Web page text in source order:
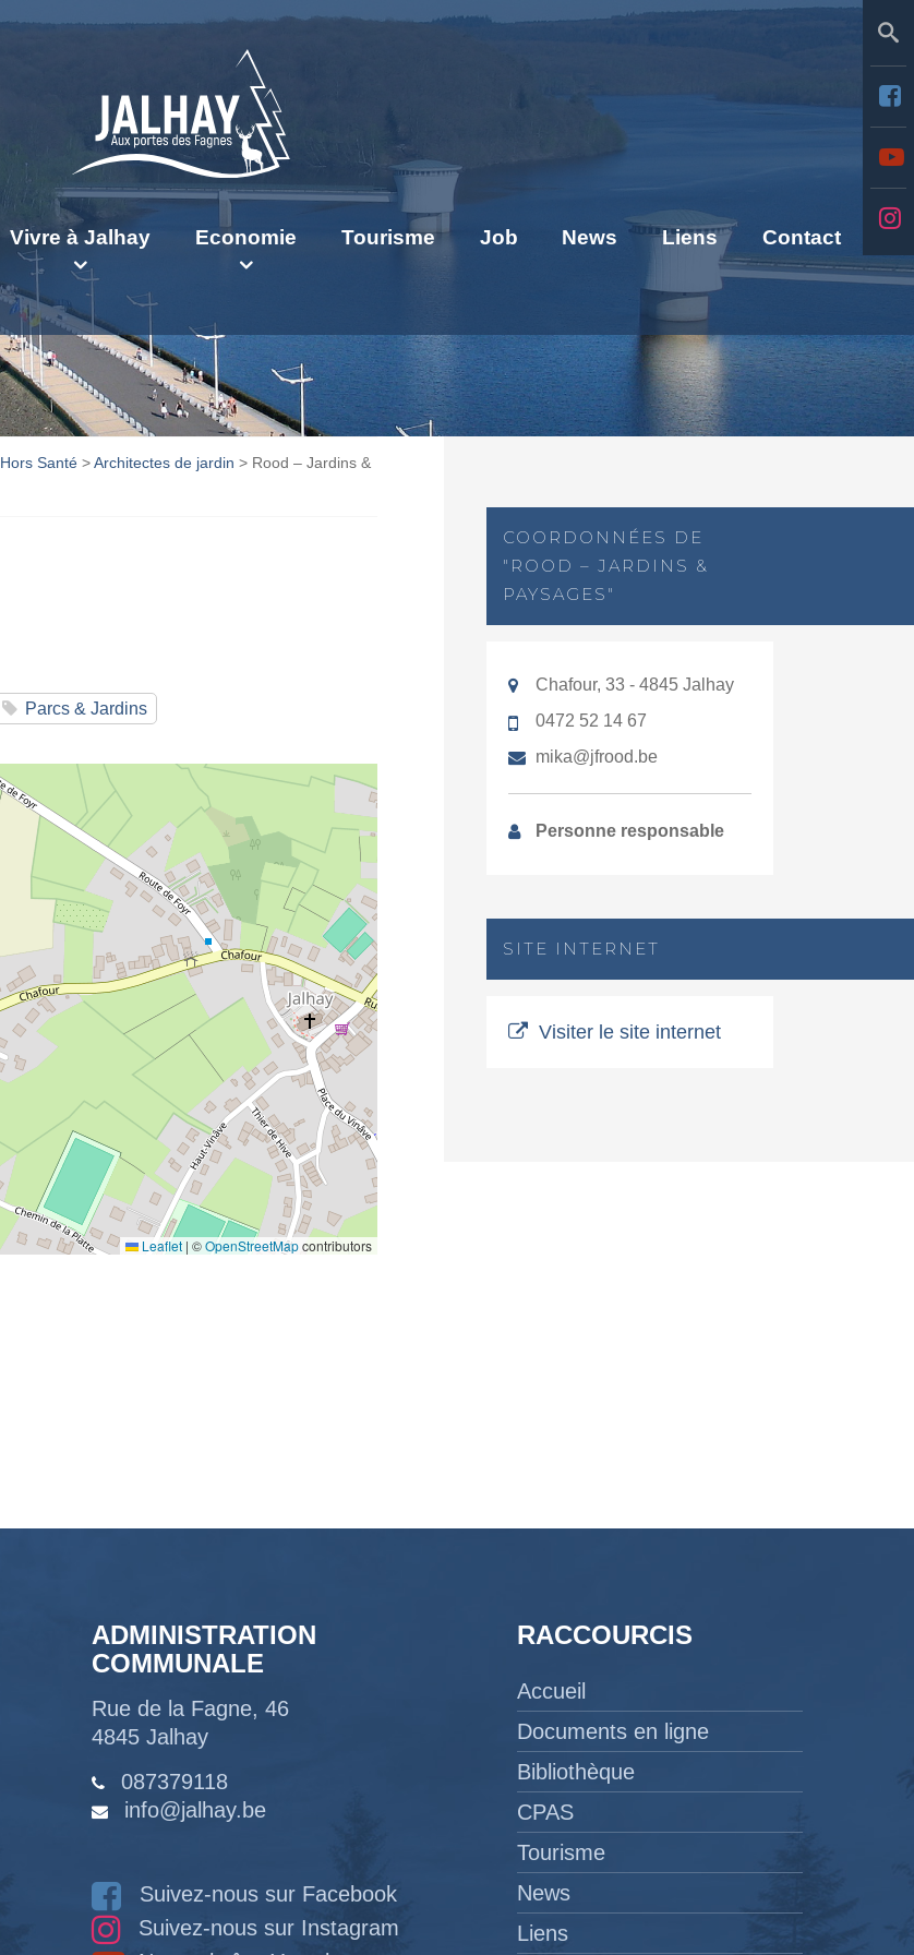
Vivre à Jalhay Economie Tourisme Job News Liens Contact
Hors Santé >Architectes de jardin > Rood – Jardins &
Parcs & Jardins
Leaflet | ©OpenStreetMapcontributors
COORDONNÉES DE
"ROOD – JARDINS &
PAYSAGES"
Chafour, 33 - 4845 Jalhay
0472 52 14 67
mika@jfrood.be
Personne responsable
SITE INTERNET
Visiter le site internet
ADMINISTRATION
COMMUNALE
Rue de la Fagne, 46
4845 Jalhay
087379118
info@jalhay.be
Suivez-nous sur Facebook
Suivez-nous sur Instagram
RACCOURCIS
Accueil
Documents en ligne
Bibliothèque
CPAS
Tourisme
News
Liens